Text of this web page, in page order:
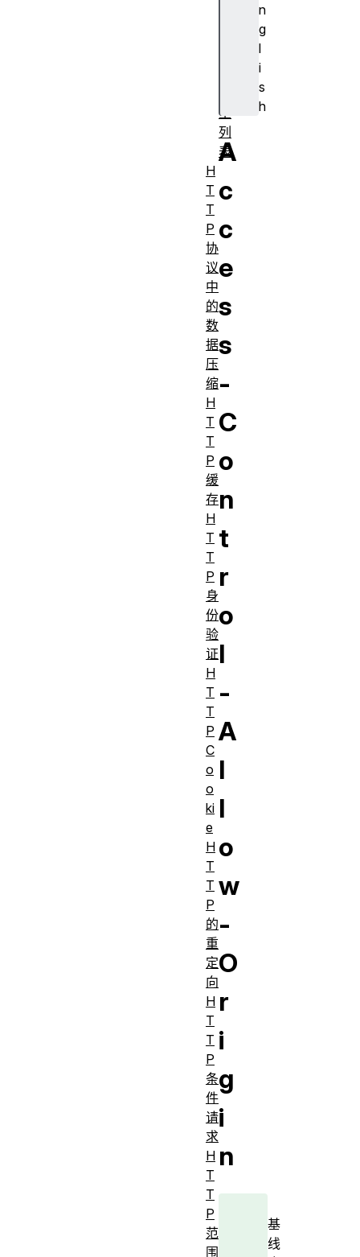
n
g
l
i
s
h
A
c
c
e
s
s
-
C
o
n
t
r
o
l
-
A
l
l
o
w
-
O
r
i
g
i
n
基
线
型
列
表
H
T
T
P
协
议
中
的
数
据
压
缩
H
T
T
P
缓
存
H
T
T
P
身
份
验
证
H
T
T
P
C
o
o
ki
e
H
T
T
P
的
重
定
向
H
T
T
P
条
件
请
求
H
T
T
P
范
围